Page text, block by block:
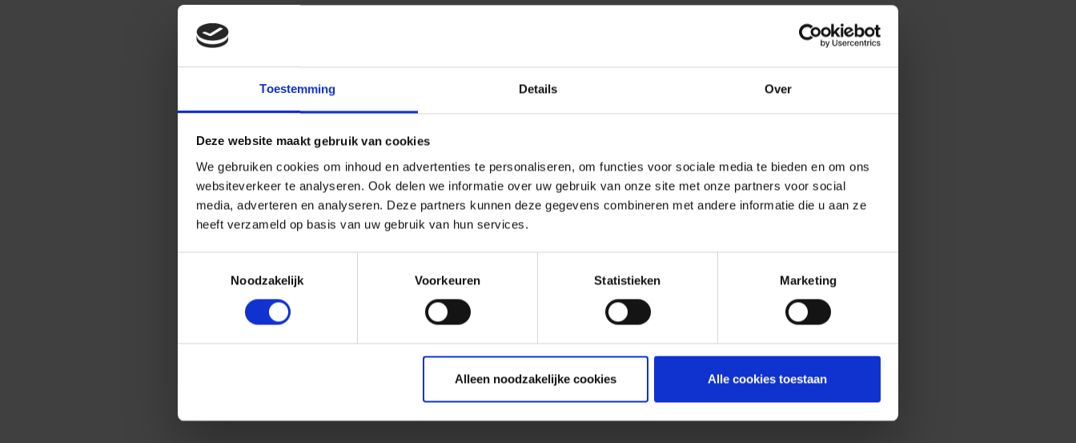
Toestemming Details Over
Deze website maakt gebruik van cookies
We gebruiken cookies om inhoud en advertenties te personaliseren, om functies voor sociale media te bieden en om ons
websiteverkeer te analyseren. Ook delen we informatie over uw gebruik van onze site met onze partners voor social
media, adverteren en analyseren. Deze partners kunnen deze gegevens combineren met andere informatie die u aan ze
heeft verzameld op basis van uw gebruik van hun services.
Noodzakelijk
Voorkeuren Statistieken Marketing
Alleen noodzakelijke cookies Alle cookies toestaan